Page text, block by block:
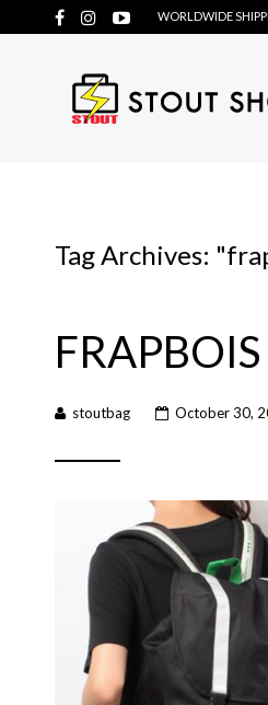
WORLDWIDE
Tag Archives: "
stoutbag October 30,